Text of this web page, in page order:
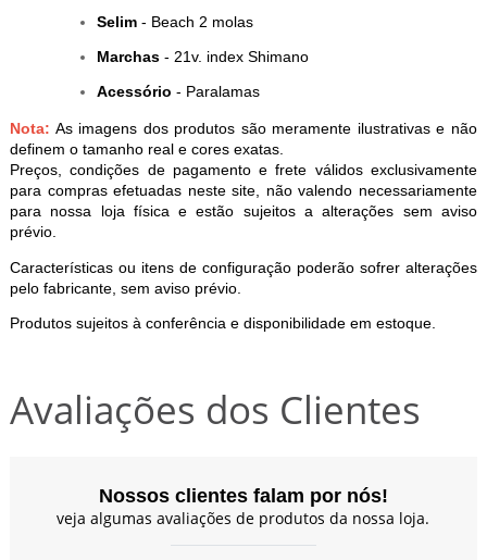
Selim- Beach 2 molas
Marchas- 21v. index Shimano
Acessório - Paralamas
Nota: As imagens dos produtos são meramente ilustrativas e não
definem o tamanho real e cores exatas.
Preços, condições de pagamento e frete válidos exclusivamente
para compras efetuadas neste site, não valendo necessariamente
para nossa loja física e estão sujeitos a alterações sem aviso
prévio.
Características ou itens de configuração poderão sofrer alterações
pelo fabricante, sem aviso prévio.
Produtos sujeitos à conferência e disponibilidade em estoque.
Avaliações dos Clientes
Nossos clientes falam por nós!
veja algumas avaliações de produtos da nossa loja.